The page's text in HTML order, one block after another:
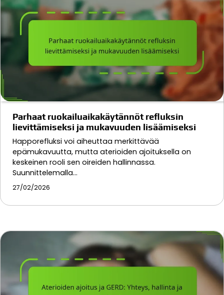
Parhaat ruokailuaikakäytännöt refluksin
lievittämiseksi ja mukavuuden lisäämiseksi
Happorefluksi voi aiheuttaa merkittävää
epämukavuutta, mutta aterioiden ajoituksella on
keskeinen rooli sen oireiden hallinnassa.
Suunnittelemalla…
27/02/2026